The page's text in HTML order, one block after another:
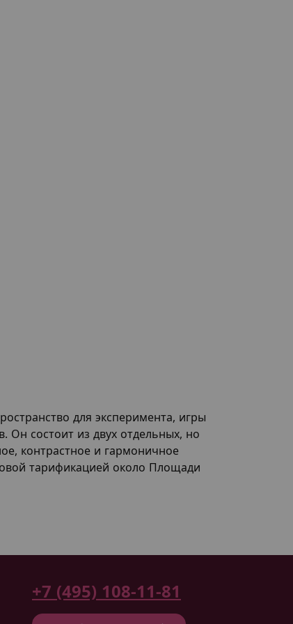
для эксперимента, игры
Он состоит из двух отдельных, но
контрастное и гармоничное
тарификацией около Площади
+7 (495) 108-11-81